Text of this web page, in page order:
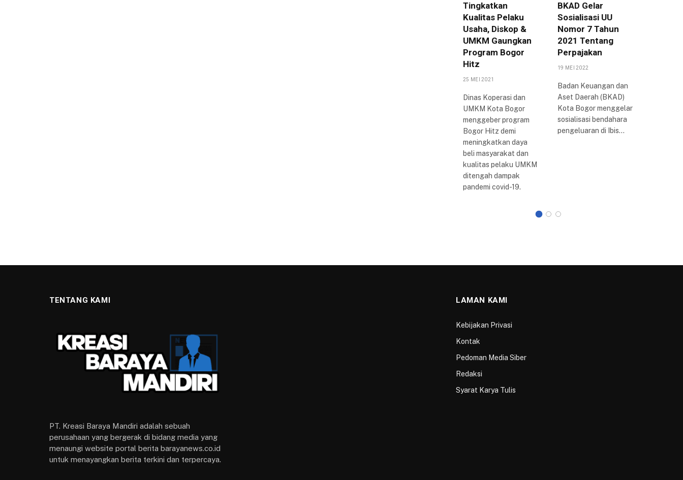
Tingkatkan
Kualitas Pelaku
Usaha, Diskop &
UMKM Gaungkan
Program Bogor
Hitz
25 MEI 2021
Dinas Koperasi dan
UMKM Kota Bogor
menggeber program
Bogor Hitz demi
meningkatkan daya
beli masyarakat dan
kualitas pelaku UMKM
ditengah dampak
pandemi covid-19.
BKAD Gelar
Sosialisasi UU
Nomor 7 Tahun
2021 Tentang
Perpajakan
19 MEI 2022
Badan Keuangan dan
Aset Daerah (BKAD)
Kota Bogor menggelar
sosialisasi bendahara
pengeluaran di Ibis…
TENTANG KAMI
PT. Kreasi Baraya Mandiri adalah sebuah
perusahaan yang bergerak di bidang media yang
menaungi website portal berita barayanews.co.id
untuk menayangkan berita terkini dan terpercaya.
LAMAN KAMI
Kebijakan Privasi
Kontak
Pedoman Media Siber
Redaksi
Syarat Karya Tulis